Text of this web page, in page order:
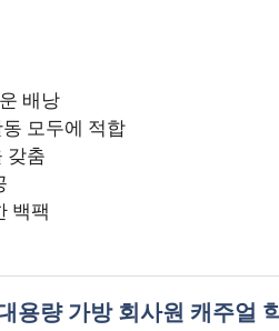
배낭
모두에 적합
갖춤
백팩
용량 가방 회사원 캐주얼